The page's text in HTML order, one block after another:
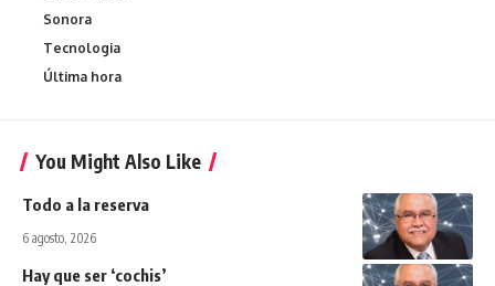
Sonora
Tecnologia
Última hora
You Might Also Like
Todo a la reserva
6 agosto, 2026
Hay que ser ‘cochis’